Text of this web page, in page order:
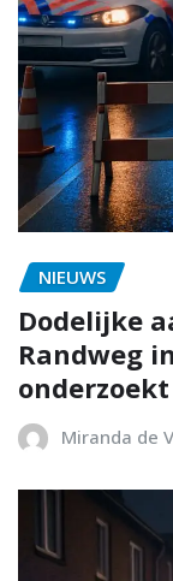
NIEUWS
Dodelijke
Randweg
Miranda de